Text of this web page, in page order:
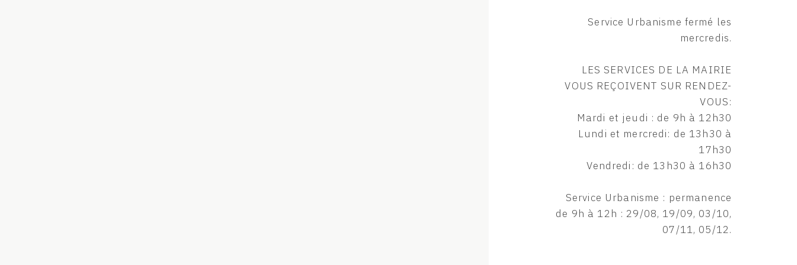
Service Urbanisme fermé les
mercredis.
LES SERVICES DE LA MAIRIE
VOUS REÇOIVENT SUR RENDEZ-
VOUS:
Mardi et jeudi : de 9h à 12h30
Lundi et mercredi: de 13h30 à
17h30
Vendredi: de 13h30 à 16h30
Service Urbanisme : permanence
de 9h à 12h : 29/08, 19/09, 03/10,
07/11, 05/12.